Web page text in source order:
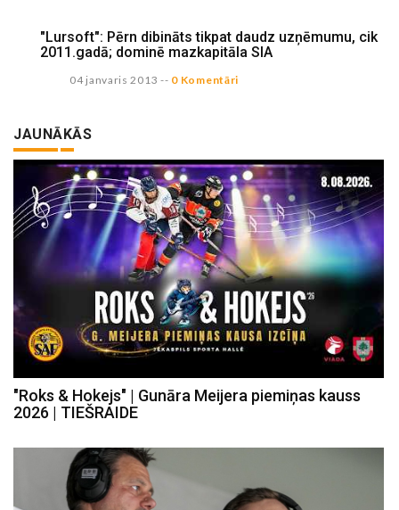
"Lursoft": Pērn dibināts tikpat daudz uzņēmumu, cik
2011.gadā; dominē mazkapitāla SIA
04 janvaris 2013 -- 0 Komentāri
JAUNĀKĀS
"Roks & Hokejs" | Gunāra Meijera piemiņas kauss
2026 | TIEŠRAIDE